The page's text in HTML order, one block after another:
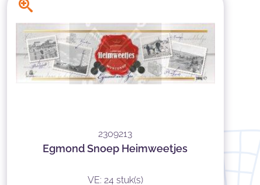
2309213
Egmond Snoep Heimweetjes
VE: 24 stuk(s)